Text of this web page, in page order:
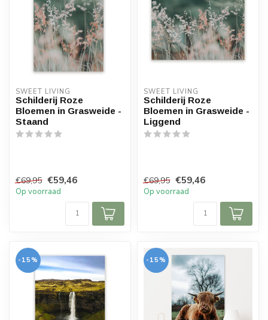
SWEET LIVING
Schilderij Roze
Bloemen in Grasweide -
Staand
€69,95 €59,46
Op voorraad
SWEET LIVING
Schilderij Roze
Bloemen in Grasweide -
Liggend
€69,95 €59,46
Op voorraad
-15% -15%